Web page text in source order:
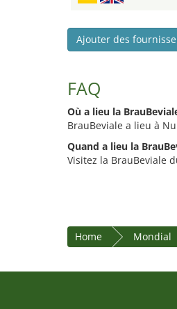
Ajouter des
FAQ
Où a lieu la
BrauBeviale a lieu à
Quand a lieu la
Visitez la BrauBeviale
Home Mondial